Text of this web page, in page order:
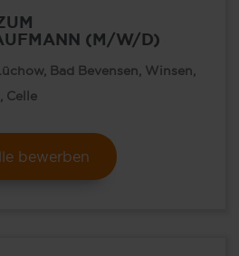
(M/W/D)
Bad Bevensen, Winsen,
Celle
bewerben